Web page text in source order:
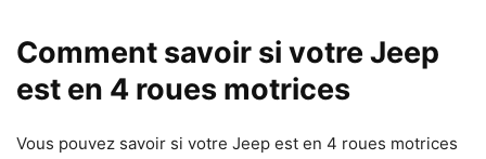
Comment savoir si votre Jeep
est en 4 roues motrices
Vous pouvez savoir si votre Jeep est en 4 roues motrices